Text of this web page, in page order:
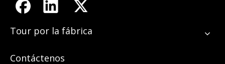
Tour por la fábrica
Contáctenos